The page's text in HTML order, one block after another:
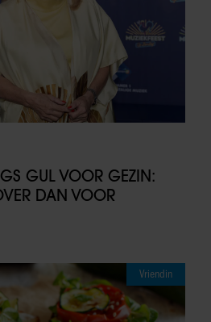
GUL VOOR GEZIN:
DAN VOOR
Vriendin